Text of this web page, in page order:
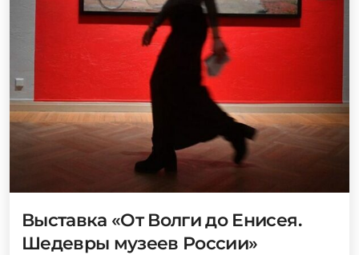
Выставка «От Волги до Енисея.
Шедевры музеев России»